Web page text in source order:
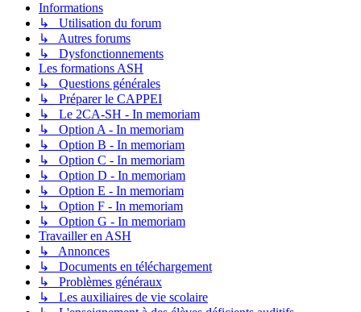
Informations
↳ Utilisation du forum
↳ Autres forums
↳ Dysfonctionnements
Les formations ASH
↳ Questions générales
↳ Préparer le CAPPEI
↳ Le 2CA-SH - In memoriam
↳ Option A - In memoriam
↳ Option B - In memoriam
↳ Option C - In memoriam
↳ Option D - In memoriam
↳ Option E - In memoriam
↳ Option F - In memoriam
↳ Option G - In memoriam
Travailler en ASH
↳ Annonces
↳ Documents en téléchargement
↳ Problèmes généraux
↳ Les auxiliaires de vie scolaire